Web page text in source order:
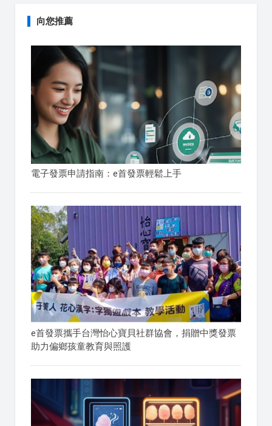
向您推薦
電子發票申請指南：e首發票輕鬆上手
e首發票攜手台灣怡心寶貝社群協會，捐贈中獎發票
助力偏鄉孩童教育與照護